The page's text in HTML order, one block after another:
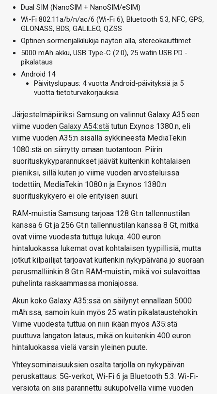
Dual SIM (NanoSIM + NanoSIM/eSIM)
Wi-Fi 802.11a/b/n/ac/6 (Wi-Fi 6), Bluetooth 5.3, NFC, GPS,
GLONASS, BDS, GALILEO, QZSS
Optinen sormenjälkilukija näytön alla, stereokaiuttimet
5000 mAh akku, USB Type-C (2.0), 25 watin USB PD -
pikalataus
Android 14
Päivityslupaus: 4 vuotta Android-päivityksiä ja 5
vuotta tietoturvakorjauksia
Järjestelmäpiiriksi Samsung on valinnut Galaxy A35:een
viime vuoden Galaxy A54:stä tutun Exynos 1380:n, eli
viime vuoden A35:n sisällä sykkineestä MediaTekin
1080:stä on siirrytty omaan tuotantoon. Piirin
suorituskykyparannukset jäävät kuitenkin kohtalaisen
pieniksi, sillä kuten jo viime vuoden arvosteluissa
todettiin, MediaTekin 1080:n ja Exynos 1380:n
suorituskykyero ei ole erityisen suuri.
RAM-muistia Samsung tarjoaa 128 Gt:n tallennustilan
kanssa 6 Gt ja 256 Gt:n tallennustilan kanssa 8 Gt, mitkä
ovat viime vuodesta tuttuja lukuja. 400 euron
hintaluokassa lukemat ovat kohtalaisen tyypillisiä, mutta
jotkut kilpailijat tarjoavat kuitenkin nykypäivänä jo suoraan
perusmalliinkin 8 Gt:n RAM-muistin, mikä voi sulavoittaa
puhelinta raskaammassa moniajossa.
Akun koko Galaxy A35:ssä on säilynyt ennallaan 5000
mAh:ssa, samoin kuin myös 25 watin pikalataustehokin.
Viime vuodesta tuttua on niin ikään myös A35:stä
puuttuva langaton lataus, mikä on kuitenkin 400 euron
hintaluokassa vielä varsin yleinen puute.
Yhteysominaisuuksien osalta tarjolla on nykypäivän
peruskattaus: 5G-verkot, Wi-Fi 6 ja Bluetooth 5.3. Wi-Fi-
versiota on siis parannettu sukupolvella viime vuoden